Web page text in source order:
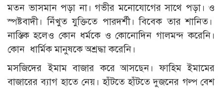
মতন ভাসমান পড়া না। গভীর মনোযোগের সাথে পড়া। ও
স্পষ্টবাদী। নিঁখুত যুক্তিতে পারদর্শী। বিবেক তার শানিত।
নাস্তিক হলেও কোন ধর্মকে ও কোনোদিন গালমন্দ করেনি।
কোন ধার্মিক মানুষকে অশ্রদ্ধা করেনি।
মসজিদের ইমাম বাজার করে আসছেন। ফাহিম ইমামের
বাজারের ব্যাগ হাতে নেয়। হাঁটতে হাঁটতে দুজনের গল্প বেশ